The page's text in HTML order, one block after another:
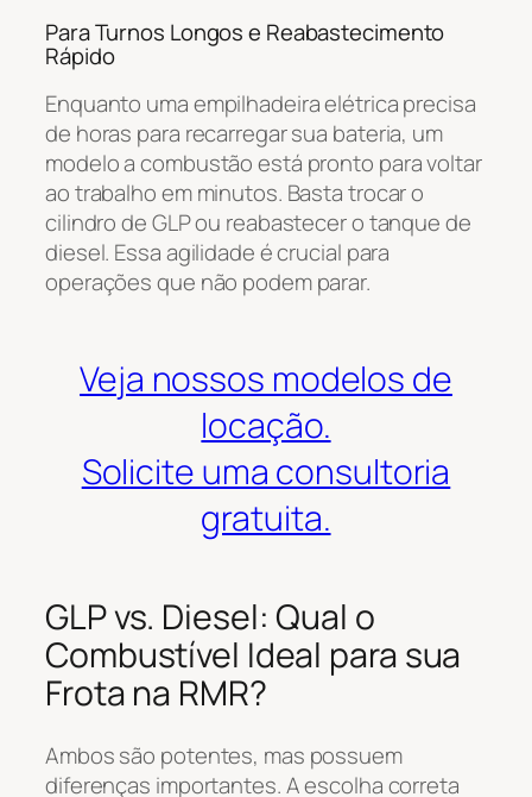
Para Turnos Longos e Reabastecimento
Rápido
Enquanto uma empilhadeira elétrica precisa
de horas para recarregar sua bateria, um
modelo a combustão está pronto para voltar
ao trabalho em minutos. Basta trocar o
cilindro de GLP ou reabastecer o tanque de
diesel. Essa agilidade é crucial para
operações que não podem parar.
Veja nossos modelos de
locação.
Solicite uma consultoria
gratuita.
GLP vs. Diesel: Qual o
Combustível Ideal para sua
Frota na RMR?
Ambos são potentes, mas possuem
diferenças importantes. A escolha correta